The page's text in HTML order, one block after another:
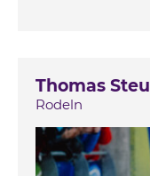
Thomas Steu
Rodeln